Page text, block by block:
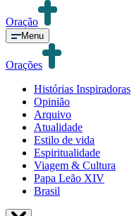
Oração
Menu
Orações
Histórias Inspiradoras
Opinião
Arquivo
Atualidade
Estilo de vida
Espiritualidade
Viagem & Cultura
Papa Leão XIV
Brasil